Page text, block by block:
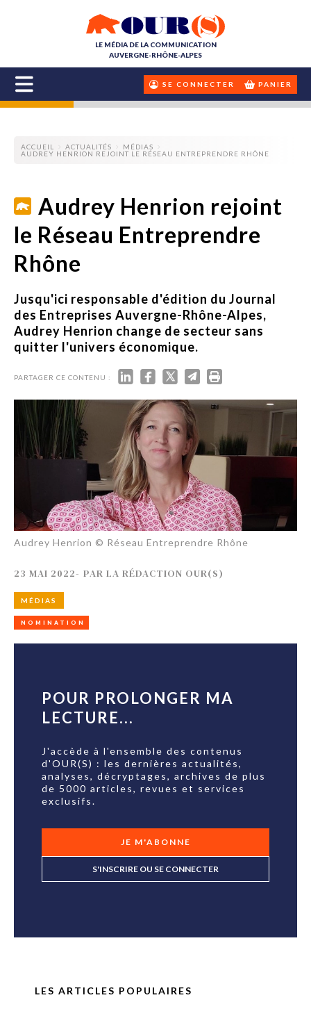
LE MÉDIA DE LA COMMUNICATION
AUVERGNE-RHÔNE-ALPES
SE CONNECTER PANIER
ACCUEIL ACTUALITÉS
MÉDIAS
AUDREY HENRION REJOINT LE RÉSEAU ENTREPRENDRE RHÔNE
Audrey Henrion rejoint
le Réseau Entreprendre
Rhône
Jusqu'ici responsable d'édition du Journal
des Entreprises Auvergne-Rhône-Alpes,
Audrey Henrion change de secteur sans
quitter l'univers économique.
PARTAGER CE CONTENU :
Audrey Henrion © Réseau Entreprendre Rhône
23 MAI 2022- PAR LA RÉDACTION OUR(S)
MÉDIAS
NOMINATION
POUR PROLONGER MA
LECTURE...
J'accède à l'ensemble des contenus
d'OUR(S) : les dernières actualités,
analyses, décryptages, archives de plus
de 5000 articles, revues et services
exclusifs.
JE M'ABONNE
S'INSCRIRE OU SE CONNECTER
LES ARTICLES POPULAIRES